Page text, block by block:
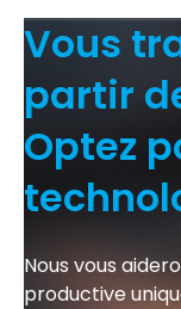
Vous
partir
Optez
Nous vous
productive